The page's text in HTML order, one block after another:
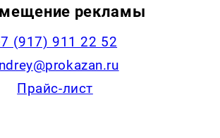
рекламы
(917) 911 22 52
Прайс-лист